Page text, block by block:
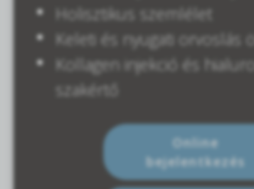
Holisztikus szemlélet
Keleti és nyugati orvoslás
Kollagen injekció és
szakértő
Online
bejelentkezés